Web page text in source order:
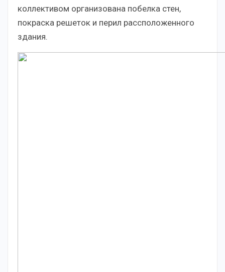
коллективом организована побелка стен,
покраска решеток и перил рассположенного
здания.